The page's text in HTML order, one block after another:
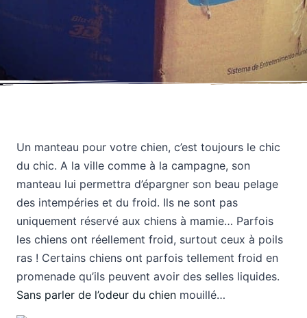
Un manteau pour votre chien, c’est toujours le chic
du chic. A la ville comme à la campagne, son
manteau lui permettra d’épargner son beau pelage
des intempéries et du froid. Ils ne sont pas
uniquement réservé aux chiens à mamie… Parfois
les chiens ont réellement froid, surtout ceux à poils
ras ! Certains chiens ont parfois tellement froid en
promenade qu’ils peuvent avoir des selles liquides.
Sans parler de l’odeur du chien mouillé…